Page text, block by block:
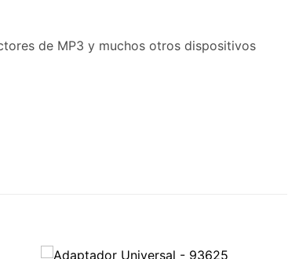
de MP3 y muchos otros dispositivos